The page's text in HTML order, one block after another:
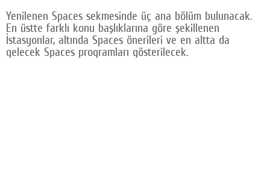
Yenilenen Spaces sekmesinde üç ana bölüm bulunacak.
En üstte farklı konu başlıklarına göre şekillenen
İstasyonlar, altında Spaces önerileri ve en altta da
gelecek Spaces programları gösterilecek.